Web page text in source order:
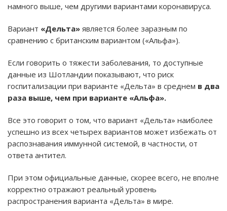
намного выше, чем другими вариантами коронавируса.
Вариант «Дельта» является более заразным по
сравнению с британским вариантом («Альфа»).
Если говорить о тяжести заболевания, то доступные
данные из Шотландии показывают, что риск
госпитализации при варианте «Дельта» в среднем в два
раза выше, чем при варианте «Альфа».
Все это говорит о том, что вариант «Дельта» наиболее
успешно из всех четырех вариантов может избежать от
распознавания иммунной системой, в частности, от
ответа антител.
При этом официальные данные, скорее всего, не вполне
корректно отражают реальный уровень
распространения варианта «Дельта» в мире.